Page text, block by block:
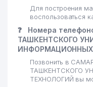
Для построения
воспользоваться
❓
Номера
ТАШКЕНТСКОГО
ИНФОРМАЦИОННЫХ
Позвонить в
ТАШКЕНТСКОГО
ТЕХНОЛОГИЙ вы